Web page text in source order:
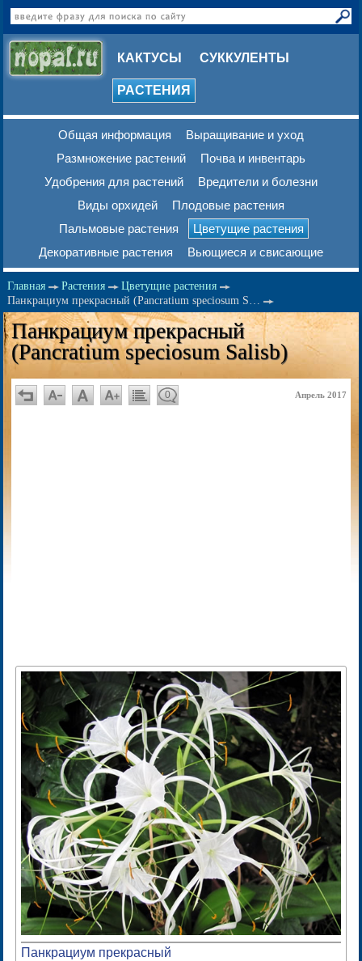
КАКТУСЫ СУККУЛЕНТЫ
РАСТЕНИЯ
Общая информация
Выращивание и уход
Размножение растений
Почва и инвентарь
Удобрения для растений
Вредители и болезни
Виды орхидей
Плодовые растения
Пальмовые растения
Цветущие растения
Декоративные растения
Вьющиеся и свисающие
Главная Растения
Цветущие растения
Панкрациум прекрасный (Pancratium speciosum S…
Панкрациум прекрасный
(Pancratium speciosum Salisb)
0 Апрель 2017
Панкрациум прекрасный